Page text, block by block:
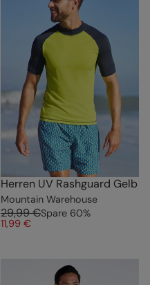
Herren UV Rashguard Gelb
Mountain Warehouse
29,99 €Spare 60%
11,99 €